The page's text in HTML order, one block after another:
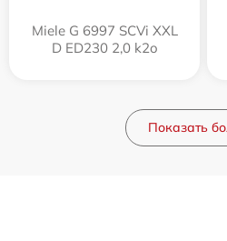
Miele G 6997 SCVi XXL
D ED230 2,0 k2o
Показать